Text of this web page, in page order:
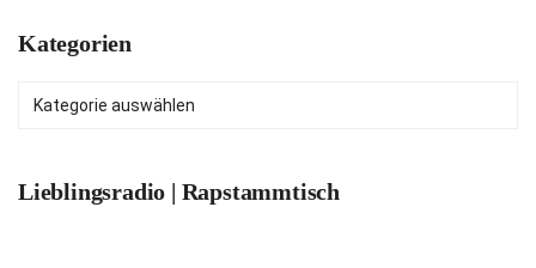
Kategorien
Lieblingsradio | Rapstammtisch